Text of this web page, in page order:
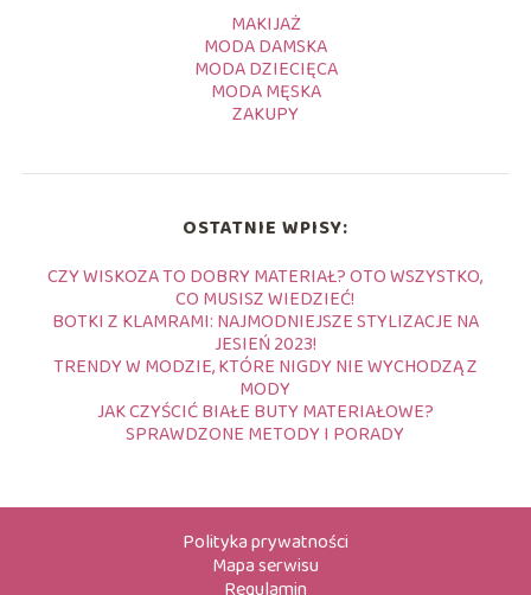
MAKIJAŻ
MODA DAMSKA
MODA DZIECIĘCA
MODA MĘSKA
ZAKUPY
OSTATNIE WPISY:
CZY WISKOZA TO DOBRY MATERIAŁ? OTO WSZYSTKO,
CO MUSISZ WIEDZIEĆ!
BOTKI Z KLAMRAMI: NAJMODNIEJSZE STYLIZACJE NA
JESIEŃ 2023!
TRENDY W MODZIE, KTÓRE NIGDY NIE WYCHODZĄ Z
MODY
JAK CZYŚCIĆ BIAŁE BUTY MATERIAŁOWE?
SPRAWDZONE METODY I PORADY
Polityka prywatności
Mapa serwisu